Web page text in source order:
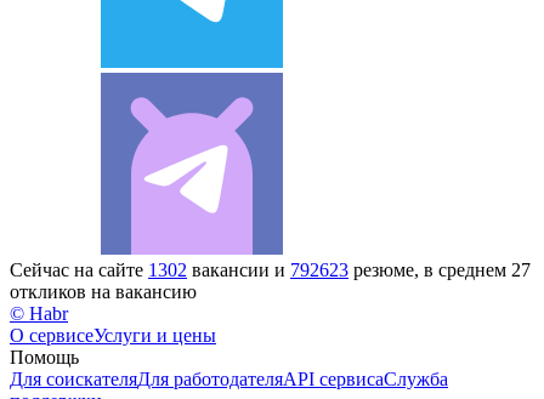
Сейчас на сайте 1302 вакансии и 792623 резюме, в среднем 27
откликов на вакансию
© Habr
О сервисеУслуги и цены
Помощь
Для соискателяДля работодателяAPI сервисаСлужба